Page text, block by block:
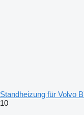
Standheizung für Volvo
10